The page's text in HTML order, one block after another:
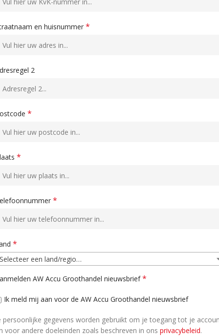
en huisnummer *
2
*
*
*
*
Selecteer een land/regio…
AW Accu Groothandel nieuwsbrief*
Ik meld mij aan voor de AW Accu Groothandel nieuwsbrief
persoonlijke gegevens worden gebruikt om je toegang tot je
voor andere doeleinden zoals beschreven in ons privacybeleid.